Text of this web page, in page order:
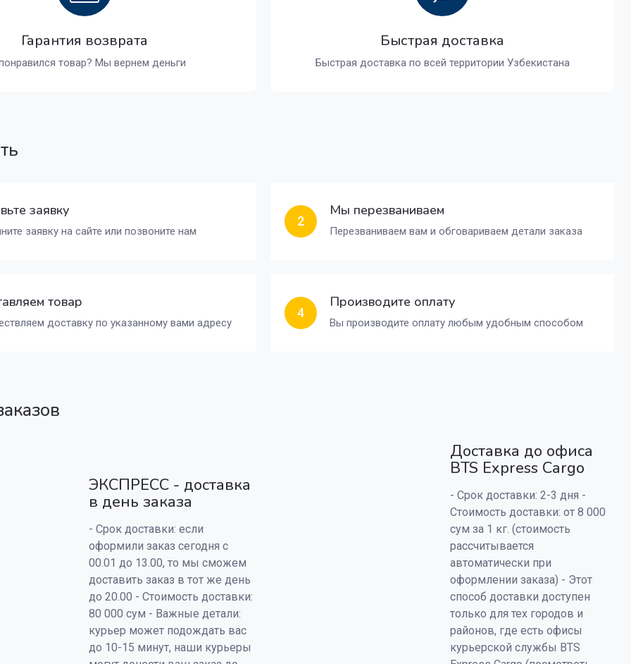
Гарантия возврата
товар? Мы вернем деньги
Быстрая доставка
Быстрая доставка по всей территории Узбекистана
заявку
заявку на сайте или позвоните нам
2
Мы перезваниваем
Перезваниваем вам и обговариваем детали заказа
товар
доставку по указанному вами адресу
4
Производите оплату
Вы производите оплату любым удобным способом
ЭКСПРЕСС - доставка
в день заказа
- Срок доставки: если
оформили заказ сегодня с
00.01 до 13.00, то мы сможем
доставить заказ в тот же день
до 20.00 - Стоимость доставки:
80 000 сум - Важные детали:
курьер может подождать вас
до 10-15 минут, наши курьеры
Доставка до офиса
BTS Express Cargo
- Срок доставки: 2-3 дня -
Стоимость доставки: от 8 000
сум за 1 кг. (стоимость
рассчитывается
автоматически при
оформлении заказа) - Этот
способ доставки доступен
только для тех городов и
районов, где есть офисы
курьерской службы BTS